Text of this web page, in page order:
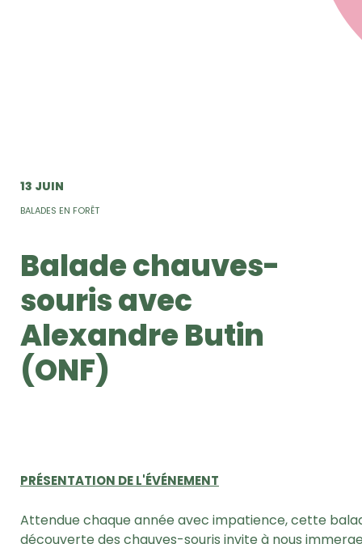
13 JUIN
BALADES EN FORÊT
Balade chauves-
souris avec
Alexandre Butin
(ONF)
PRÉSENTATION DE L'ÉVÉNEMENT
Attendue chaque année avec impatience, cette
découverte des chauves-souris invite à nous